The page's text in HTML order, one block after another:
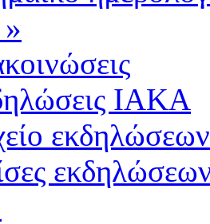
»
ΙΑΚΑ
εκδηλώσεων